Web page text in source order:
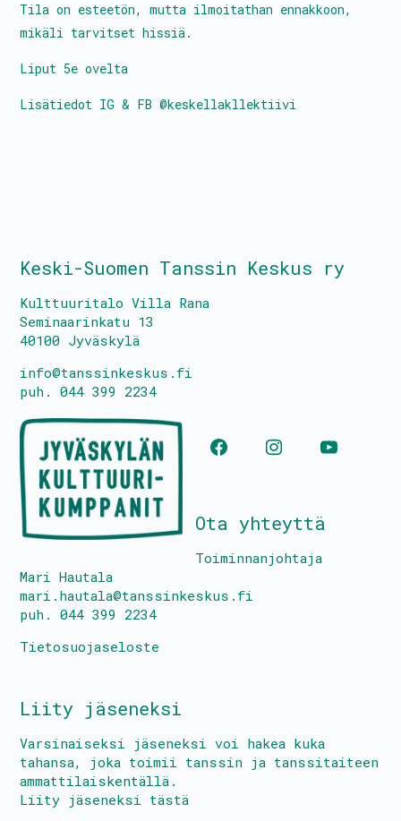
Tila on esteetön, mutta ilmoitathan ennakkoon,
mikäli tarvitset hissiä.
Liput 5e ovelta
Lisätiedot IG & FB @keskellakllektiivi
Keski-Suomen Tanssin Keskus ry
Kulttuuritalo Villa Rana
Seminaarinkatu 13
40100 Jyväskylä
info@tanssinkeskus.fi
puh. 044 399 2234
Ota yhteyttä
Toiminnanjohtaja
Mari Hautala
mari.hautala@tanssinkeskus.fi
puh. 044 399 2234
Tietosuojaseloste
Liity jäseneksi
Varsinaiseksi jäseneksi voi hakea kuka
tahansa, joka toimii tanssin ja tanssitaiteen
ammattilaiskentällä.
Liity jäseneksi tästä